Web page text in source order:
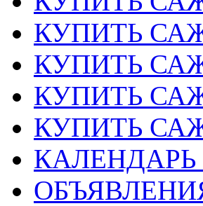
КУПИТЬ
КУПИТЬ
КУПИТЬ
КУПИТЬ